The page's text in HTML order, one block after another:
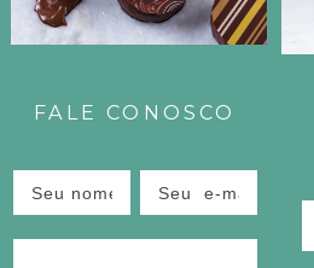
FALE CONOSCO